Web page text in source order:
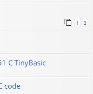
1 2
C TinyBasic
code